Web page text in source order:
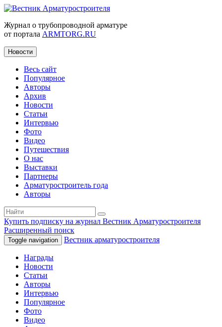
Журнал о трубопроводной арматуре
от портала ARMTORG.RU
Новости
Весь сайт
Популярное
Авторы
Архив
Новости
Статьи
Интервью
Фото
Видео
Путешествия
О нас
Выставки
Партнеры
Арматуростроитель года
Авторы
Купить подписку на журнал Вестник Арматуростроителя
Расширенный поиск
Toggle navigation Вестник арматуростроителя
Награды
Новости
Статьи
Авторы
Интервью
Популярное
Фото
Видео